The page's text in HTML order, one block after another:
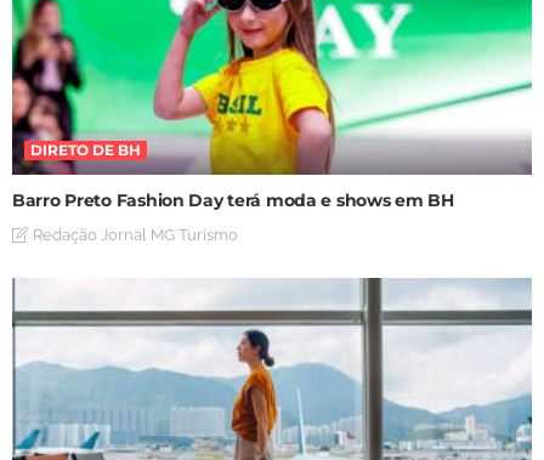
DIRETO DE BH
Barro Preto Fashion Day terá moda e shows em BH
Redação Jornal MG Turismo